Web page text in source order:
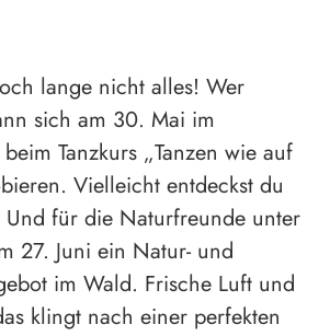
lange nicht alles! Wer
sich am 30. Mai im
Tanzkurs „Tanzen wie auf
Vielleicht entdeckst du
Und für die Naturfreunde unter
27. Juni ein Natur- und
im Wald. Frische Luft und
klingt nach einer perfekten